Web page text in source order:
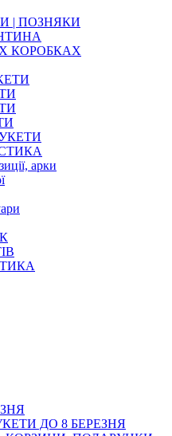
| ПОЗНЯКИ
КОРОБКАХ
арки
ДО 8 БЕРЕЗНЯ